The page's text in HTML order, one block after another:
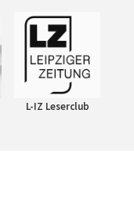
L-IZ Leserclub